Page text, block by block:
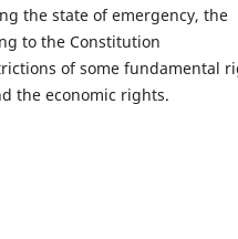
the state of emergency, the
to the Constitution
of some fundamental
the economic rights.